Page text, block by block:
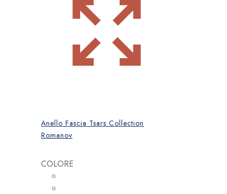
Anello Fascia Tsars Collection
Romanov
COLORE